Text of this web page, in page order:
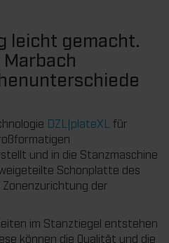
leicht gemacht.
DZL|plateXL für
und in die Stanzmaschine
Schonplatte des
der
im Stanztiegel entstehen
können die Qualität und die